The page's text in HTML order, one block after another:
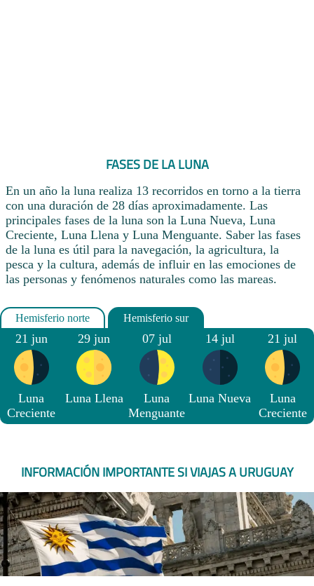
FASES DE LA LUNA
En un año la luna realiza 13 recorridos en torno a la tierra
con una duración de 28 días aproximadamente. Las
principales fases de la luna son la Luna Nueva, Luna
Creciente, Luna Llena y Luna Menguante. Saber las fases
de la luna es útil para la navegación, la agricultura, la
pesca y la cultura, además de influir en las emociones de
las personas y fenómenos naturales como las mareas.
21 jun
Luna
Creciente
29 jun
Luna Llena
07 jul
Luna
Menguante
14 jul
Luna Nueva
21 jul
Luna
Creciente
INFORMACIÓN IMPORTANTE SI VIAJAS A URUGUAY